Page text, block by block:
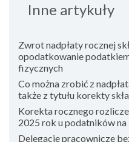
Inne artykuły
Zwrot nadpłaty rocznej
opodatkowanie
fizycznych
Co można zrobić z
także z tytułu korekty
Korekta rocznego
2025 rok u podatników
Delegacje pracownicze